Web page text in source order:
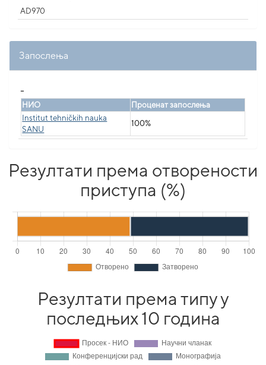
AD970
Запослења
НИО
Проценат запослења
Institut tehničkih nauka
SANU
100%
Резултати према отворености
приступа (%)
Резултати према типу у
последњих 10 година